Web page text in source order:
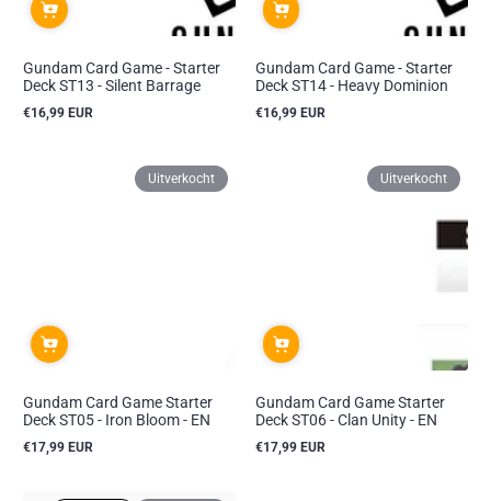
Gundam Card Game - Starter
Deck ST13 - Silent Barrage
Reguliere
€16,99 EUR
Gundam Card Game - Starter
Deck ST14 - Heavy Dominion
Reguliere
€16,99 EUR
Uitverkocht
Gundam Card Game Starter
Deck ST05 - Iron Bloom - EN
Reguliere
€17,99 EUR
Uitverkocht
Gundam Card Game Starter
Deck ST06 - Clan Unity - EN
Reguliere
€17,99 EUR